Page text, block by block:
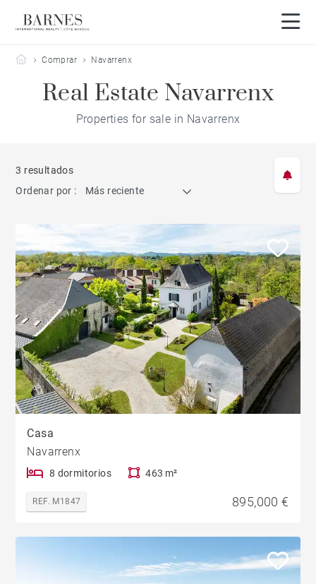
Barnes Côte Basque
Comprar Navarrenx
Real Estate Navarrenx
Properties for sale in Navarrenx
3 resultados
Ordenar por :
Más reciente
Casa
Navarrenx
8 dormitorios 463 m²
REF. M1847 895,000 €